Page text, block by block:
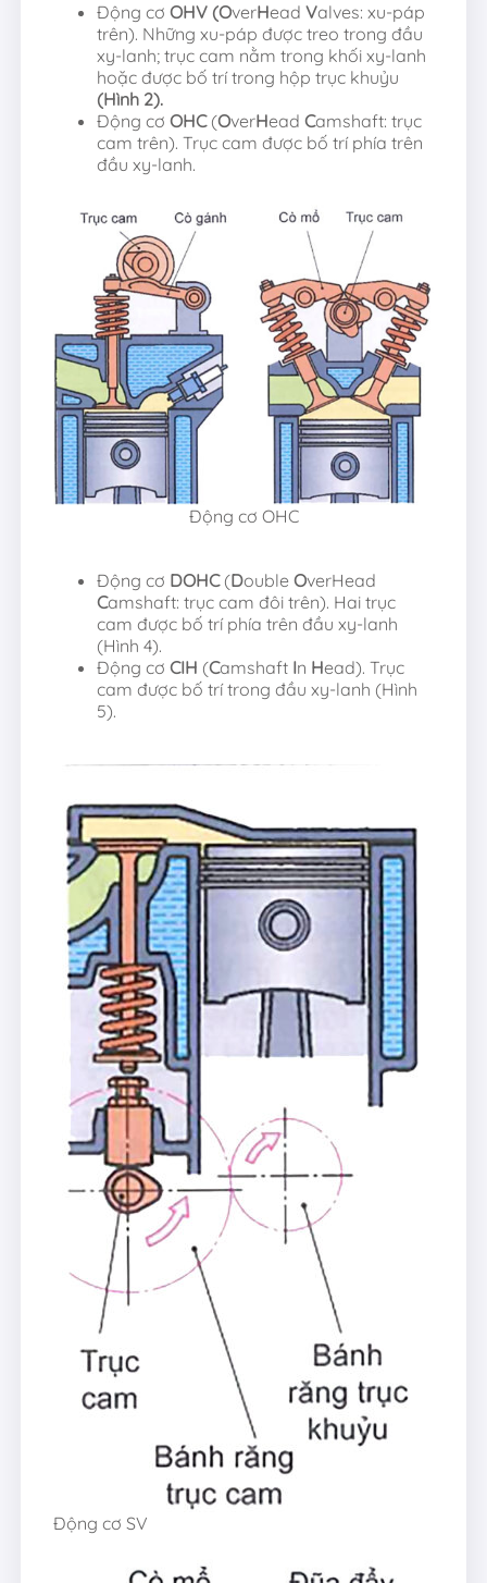
Động cơ OHV (OverHead Valves: xu-páp
trên). Những xu-páp được treo trong đầu
xy-lanh; trục cam nằm trong khối xy-lanh
hoặc được bố trí trong hộp trục khuỷu
(Hình 2).
Động cơ OHC(OverHead Camshaft: trục
cam trên). Trục cam được bố trí phía trên
đầu xy-lanh.
Động cơ OHC
Động cơ DOHC(Double OverHead
Camshaft: trục cam đôi trên). Hai trục
cam được bố trí phía trên đầu xy-lanh
(Hình 4).
Động cơ CIH (Camshaft In Head). Trục
cam được bố trí trong đầu xy-lanh (Hình
5).
Động cơ SV